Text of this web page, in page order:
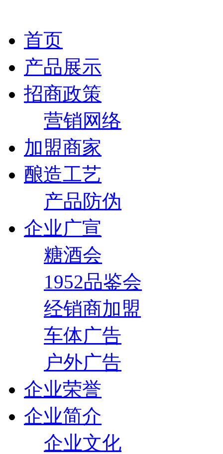
首页
产品展示
招商政策
营销网络
加盟商家
酿造工艺
产品防伪
企业广宣
糖酒会
1952品鉴会
经销商加盟
车体广告
户外广告
企业荣誉
企业简介
企业文化